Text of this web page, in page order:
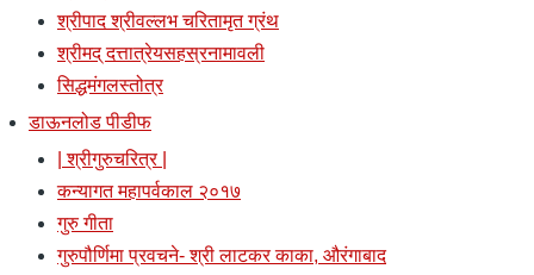
श्रीपाद श्रीवल्लभ चरितामृत ग्रंथ
श्रीमद् दत्तात्रेयसहस्रनामावली
सिद्धमंगलस्तोत्र
डाऊनलोड पीडीफ
| श्रीगुरुचरित्र |
कन्यागत महापर्वकाल २०१७
गुरु गीता
गुरुपौर्णिमा प्रवचने- श्री लाटकर काका, औरंगाबाद